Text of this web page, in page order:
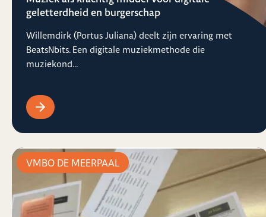
geletterdheid en burgerschap
Willemdirk (Portus Juliana) deelt zijn ervaring met
BeatsNbits. Een digitale muziekmethode die
muziekond...
VMBO DE MEERPAAL